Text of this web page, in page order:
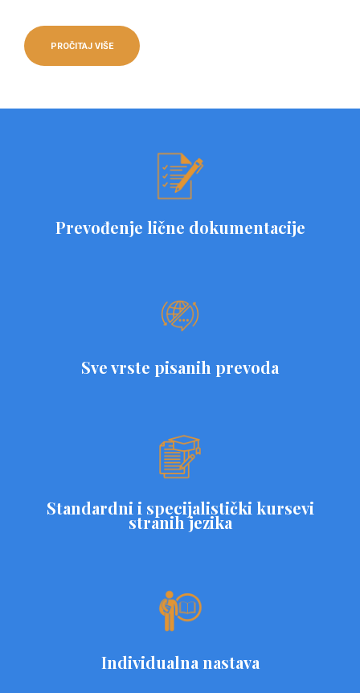
PROČITAJ VIŠE
Prevođenje lične dokumentacije
Sve vrste pisanih prevoda
Standardni i specijalistički kursevi
stranih jezika
Individualna nastava